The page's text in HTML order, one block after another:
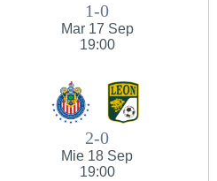
1-0
Mar 17 Sep
19:00
2-0
Mie 18 Sep
19:00